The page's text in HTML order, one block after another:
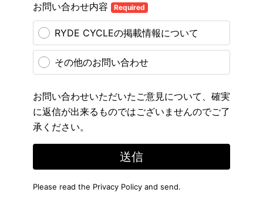
お問い合わせ内容 Required
RYDE CYCLEの掲載情報について
その他のお問い合わせ
お問い合わせいただいたご意見について、確実
に返信が出来るものではございませんのでご了
承ください。
送信
Please read the Privacy Policy and send.